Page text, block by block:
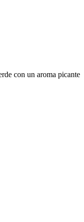
con un aroma picante